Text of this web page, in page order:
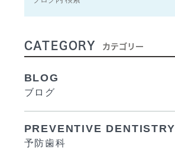
CATEGORY カテゴリー
BLOG
ブログ
PREVENTIVE DENTISTRY
予防歯科